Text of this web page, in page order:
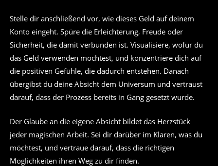
Stelle dir anschließend vor, wie dieses Geld auf deinem
Konto eingeht. Spüre die Erleichterung, Freude oder
Sicherheit, die damit verbunden ist. Visualisiere, wofür du
das Geld verwenden möchtest, und konzentriere dich auf
die positiven Gefühle, die dadurch entstehen. Danach
übergibst du deine Absicht dem Universum und vertraust
darauf, dass der Prozess bereits in Gang gesetzt wurde.
Der Glaube an die eigene Absicht bildet das Herzstück
jeder magischen Arbeit. Sei dir darüber im Klaren, was du
möchtest, und vertraue darauf, dass die richtigen
Möglichkeiten ihren Weg zu dir finden.